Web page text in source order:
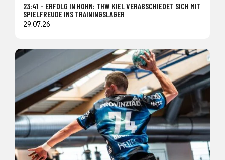
23:41 – ERFOLG IN HOHN: THW KIEL VERABSCHIEDET SICH MIT
SPIELFREUDE INS TRAININGSLAGER
29.07.26